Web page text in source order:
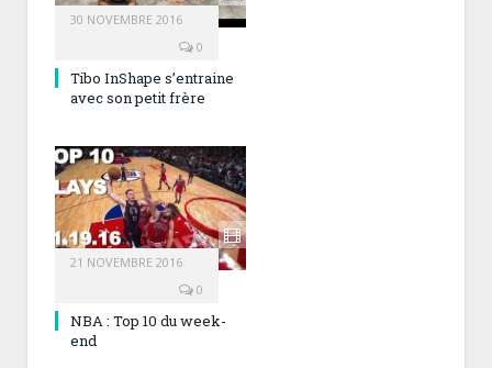
30 NOVEMBRE 2016
0
Tibo InShape s’entraine
avec son petit frère
21 NOVEMBRE 2016
0
NBA : Top 10 du week-
end